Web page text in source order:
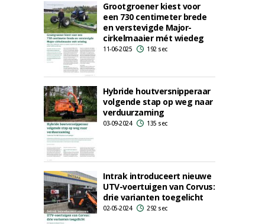
Grootgroener kiest voor
een 730 centimeter brede
en verstevigde Major-
cirkelmaaier mét wiedeg
11-06-2025 192 sec
Hybride houtversnipperaar
volgende stap op weg naar
verduurzaming
03-09-2024 135 sec
Intrak introduceert nieuwe
UTV-voertuigen van Corvus:
drie varianten toegelicht
02-05-2024 292 sec